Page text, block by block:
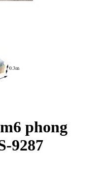
phong
9287